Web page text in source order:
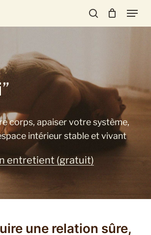
Menu
corps, apaiser votre système,
intérieur stable et vivant
entretient (gratuit)
une relation sûre,